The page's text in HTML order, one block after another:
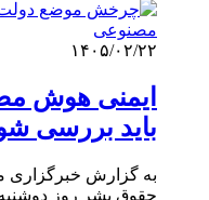
۱۴۰۵/۰۲/۲۲
ایمنی هوش
باید بررسی
به گزارش خبرگزاری
حقوق بشر روز